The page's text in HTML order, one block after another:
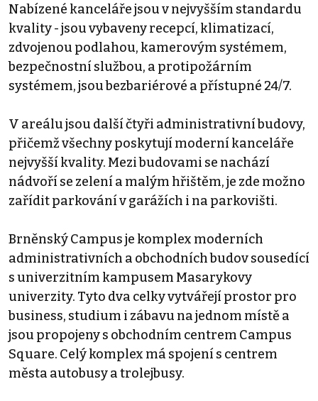
Nabízené kanceláře jsou v nejvyšším standardu
kvality - jsou vybaveny recepcí, klimatizací,
zdvojenou podlahou, kamerovým systémem,
bezpečnostní službou, a protipožárním
systémem, jsou bezbariérové a přístupné 24/7.
V areálu jsou další čtyři administrativní budovy,
přičemž všechny poskytují moderní kanceláře
nejvyšší kvality. Mezi budovami se nachází
nádvoří se zelení a malým hřištěm, je zde možno
zařídit parkování v garážích i na parkovišti.
Brněnský Campus je komplex moderních
administrativních a obchodních budov sousedící
s univerzitním kampusem Masarykovy
univerzity. Tyto dva celky vytvářejí prostor pro
business, studium i zábavu na jednom místě a
jsou propojeny s obchodním centrem Campus
Square. Celý komplex má spojení s centrem
města autobusy a trolejbusy.